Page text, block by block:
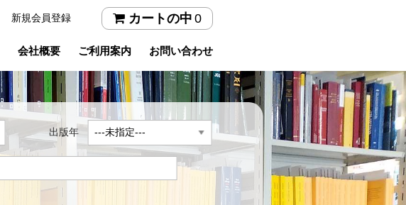
新規会員登録 カートの中 0
会社概要 ご利用案内 お問い合わせ
出版年